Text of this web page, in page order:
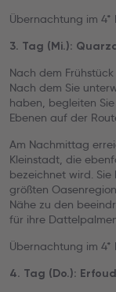
Übernachtung im 4*
3. Tag (Mi.):
Nach dem
Nach dem Sie
haben, begleiten
Ebenen auf der
Am Nachmittag
Kleinstadt, die
bezeichnet wird.
größten
Nähe zu den
für ihre
Übernachtung im 4*
4. Tag (Do.):